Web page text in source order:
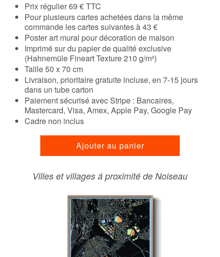
Prix régulier 69 € TTC
Pour plusieurs cartes achetées dans la même
commande les cartes suivantes à 43 €
Poster art mural pour décoration de maison
Imprimé sur du papier de qualité exclusive
(Hahnemüle Fineart Texture 210 g/m²)
Taille 50 x 70 cm
Livraison, prioritaire gratuite incluse, en 7-15 jours
dans un tube carton
Paiement sécurisé avec Stripe : Bancaires,
Mastercard, Visa, Amex, Apple Pay, Google Pay
Cadre non inclus
Ajouter au panier
Villes et villages á proximité de Noiseau